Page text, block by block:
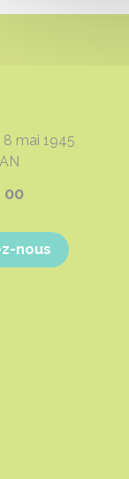
8 mai 1945
00
nous